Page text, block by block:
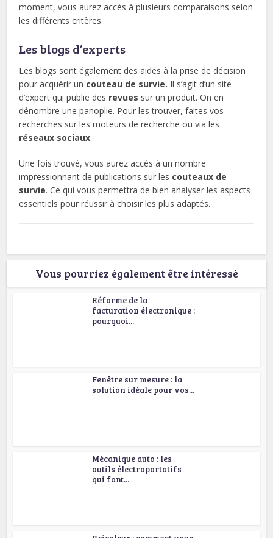
moment, vous aurez accès à plusieurs comparaisons selon
les différents critères.
Les blogs d’experts
Les blogs sont également des aides à la prise de décision
pour acquérir un couteau de survie. Il s’agit d’un site
d’expert qui publie des revues sur un produit. On en
dénombre une panoplie. Pour les trouver, faites vos
recherches sur les moteurs de recherche ou via les
réseaux sociaux.
Une fois trouvé, vous aurez accès à un nombre
impressionnant de publications sur les couteaux de
survie. Ce qui vous permettra de bien analyser les aspects
essentiels pour réussir à choisir les plus adaptés.
Vous pourriez également être intéressé
Réforme de la
facturation électronique :
pourquoi...
Fenêtre sur mesure : la
solution idéale pour vos...
Mécanique auto : les
outils électroportatifs
qui font...